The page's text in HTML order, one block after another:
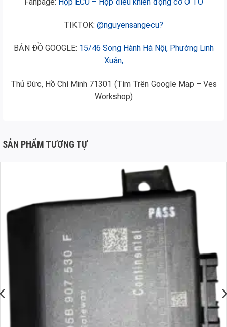
TIKTOK: @nguyensangecu?
BẢN ĐỒ GOOGLE: 15/46 Song Hành Hà Nội, Phường Linh
Xuân,
Thủ Đức, Hồ Chí Minh 71301 (Tìm Trên Google Map – Ves
Workshop)
SẢN PHẨM TƯƠNG TỰ